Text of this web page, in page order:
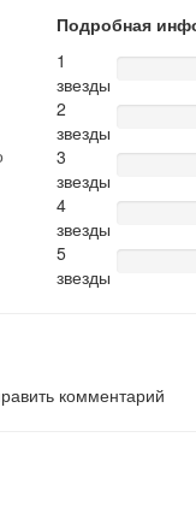
Подробная
1
звезды
2
звезды
3
звезды
4
звезды
5
звезды
комментарий